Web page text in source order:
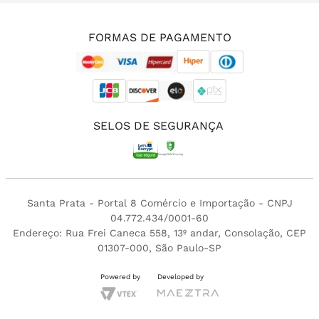
FORMAS DE PAGAMENTO
SELOS DE SEGURANÇA
Santa Prata - Portal 8 Comércio e Importação - CNPJ
04.772.434/0001-60
Endereço: Rua Frei Caneca 558, 13º andar, Consolação, CEP
01307-000, São Paulo-SP
Powered by Developed by